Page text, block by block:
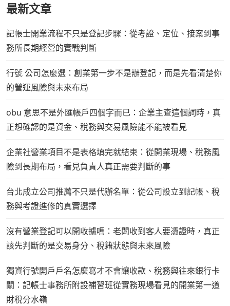
最新文章
記帳士開業流程不只是登記步驟：從考證、定位、接案到事
務所長期經營的實戰判斷
行號 公司怎麼選：創業第一步不是辦登記，而是先看清楚你
的營運風險與未來布局
obu 意思不是外匯帳戶四個字而已：企業主查這個詞時，真
正想確認的是資金、稅務與交易風險能不能被看見
企業社營業項目不是表格填完就結束：從開業現場、稅務風
險到長期布局，看見負責人真正需要判斷的事
台北成立公司推薦不只是代辦名單：從公司設立到記帳、稅
務與考證進修的真實選擇
沒有營業登記可以開收據嗎：老闆收到客人要憑證時，真正
該先判斷的是交易身分、稅籍狀態與未來風險
獨資行號開戶戶名怎麼寫才不會讓收款、稅務與往來銀行卡
關：記帳士事務所附設補習班從實務現場看見的開業第一道
財稅分水嶺